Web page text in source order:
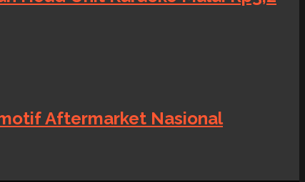
Aftermarket Nasional